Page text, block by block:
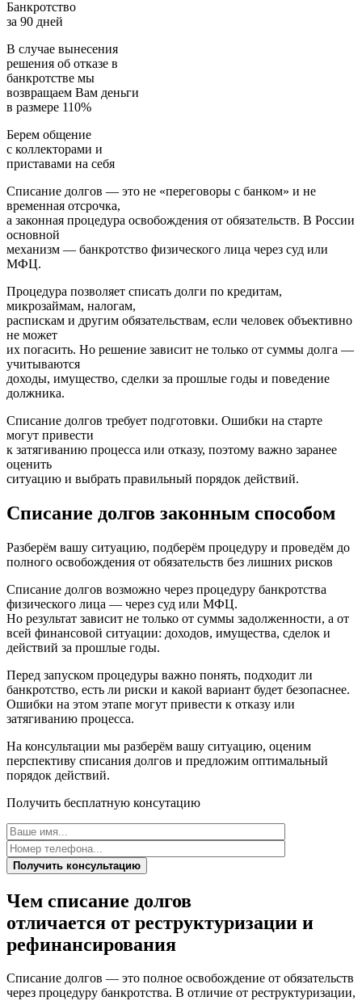
Банкротство
за 90 дней
В случае вынесения
решения об отказе в
банкротстве мы
возвращаем Вам деньги
в размере 110%
Берем общение
с коллекторами и
приставами на себя
Списание долгов — это не «переговоры с банком» и не
временная отсрочка,
а законная процедура освобождения от обязательств. В России
основной
механизм — банкротство физического лица через суд или
МФЦ.
Процедура позволяет списать долги по кредитам,
микрозаймам, налогам,
распискам и другим обязательствам, если человек объективно
не может
их погасить. Но решение зависит не только от суммы долга —
учитываются
доходы, имущество, сделки за прошлые годы и поведение
должника.
Списание долгов требует подготовки. Ошибки на старте
могут привести
к затягиванию процесса или отказу, поэтому важно заранее
оценить
ситуацию и выбрать правильный порядок действий.
Списание долгов законным способом
Разберём вашу ситуацию, подберём процедуру и проведём до
полного освобождения от обязательств без лишних рисков
Списание долгов возможно через процедуру банкротства
физического лица — через суд или МФЦ.
Но результат зависит не только от суммы задолженности, а от
всей финансовой ситуации: доходов, имущества, сделок и
действий за прошлые годы.
Перед запуском процедуры важно понять, подходит ли
банкротство, есть ли риски и какой вариант будет безопаснее.
Ошибки на этом этапе могут привести к отказу или
затягиванию процесса.
На консультации мы разберём вашу ситуацию, оценим
перспективу списания долгов и предложим оптимальный
порядок действий.
Получить бесплатную консутацию
Получить консультацию
Чем списание долгов
отличается от реструктуризации и
рефинансирования
Списание долгов — это полное освобождение от обязательств
через процедуру банкротства. В отличие от реструктуризации,